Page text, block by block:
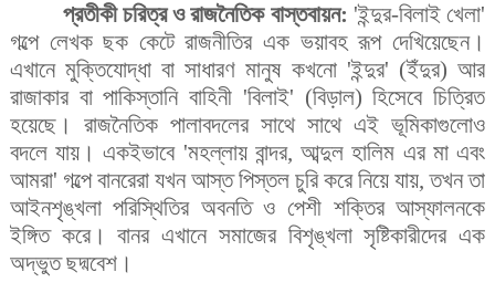
প্রতীকী চরিত্র ও রাজনৈতিক বাস্তবায়ন: 'ইন্দুর-বিলাই খেলা'
গল্পে লেখক ছক কেটে রাজনীতির এক ভয়াবহ রূপ দেখিয়েছেন।
এখানে মুক্তিযোদ্ধা বা সাধারণ মানুষ কখনো 'ইন্দুর' (ইঁদুর) আর
রাজাকার বা পাকিস্তানি বাহিনী 'বিলাই' (বিড়াল) হিসেবে চিত্রিত
হয়েছে। রাজনৈতিক পালাবদলের সাথে সাথে এই ভূমিকাগুলোও
বদলে যায়। একইভাবে 'মহল্লায় বান্দর, আব্দুল হালিম এর মা এবং
আমরা' গল্পে বানরেরা যখন আস্ত পিস্তল চুরি করে নিয়ে যায়, তখন তা
আইনশৃঙ্খলা পরিস্থিতির অবনতি ও পেশী শক্তির আস্ফালনকে
ইঙ্গিত করে। বানর এখানে সমাজের বিশৃঙ্খলা সৃষ্টিকারীদের এক
অদ্ভুত ছদ্মবেশ।